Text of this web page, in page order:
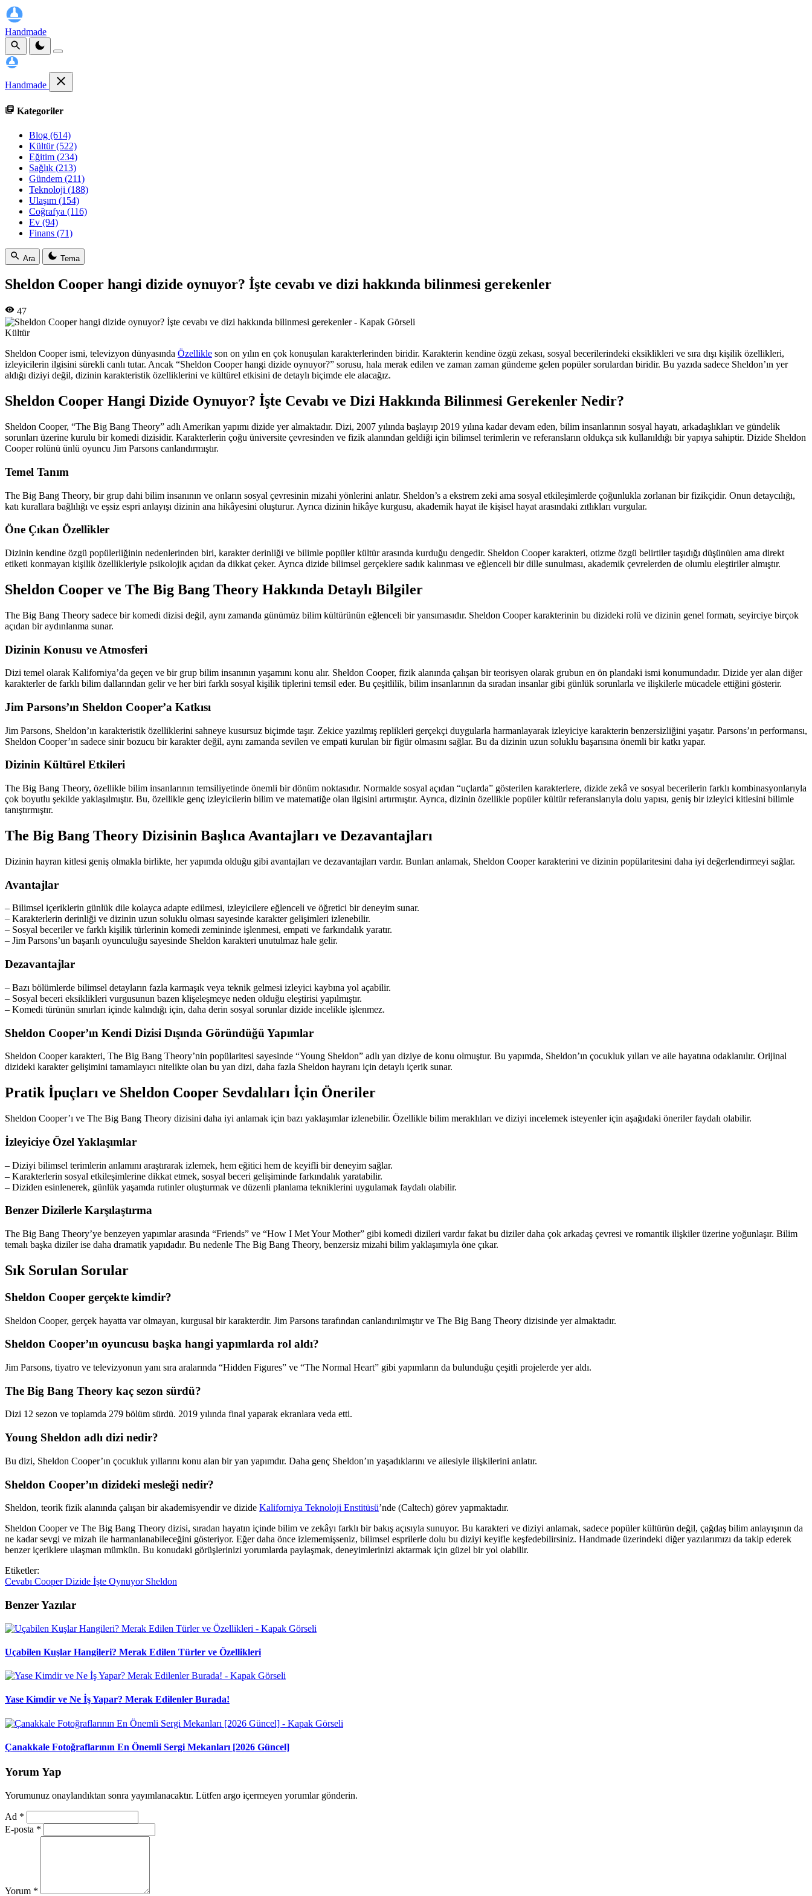
Handmade
Handmade
Kategoriler
Blog (614)
Kültür(522)
Eğitim (234)
Sağlık (213)
Gündem (211)
Teknoloji (188)
Ulaşım (154)
Coğrafya (116)
Ev (94)
Finans (71)
Ara Tema
Sheldon Cooper hangi dizide oynuyor? İşte cevabı ve dizi hakkında bilinmesi gerekenler
47
Kültür
Sheldon Cooper ismi, televizyon dünyasında Özellikle son on yılın en çok konuşulan karakterlerinden biridir. Karakterin kendine özgü zekası, sosyal becerilerindeki eksiklikleri ve sıra dışı kişilik özellikleri,
izleyicilerin ilgisini sürekli canlı tutar. Ancak “Sheldon Cooper hangi dizide oynuyor?” sorusu, hala merak edilen ve zaman zaman gündeme gelen popüler sorulardan biridir. Bu yazıda sadece Sheldon’ın yer
aldığı diziyi değil, dizinin karakteristik özelliklerini ve kültürel etkisini de detaylı biçimde ele alacağız.
Sheldon Cooper Hangi Dizide Oynuyor? İşte Cevabı ve Dizi Hakkında Bilinmesi Gerekenler Nedir?
Sheldon Cooper, “The Big Bang Theory” adlı Amerikan yapımı dizide yer almaktadır. Dizi, 2007 yılında başlayıp 2019 yılına kadar devam eden, bilim insanlarının sosyal hayatı, arkadaşlıkları ve gündelik
sorunları üzerine kurulu bir komedi dizisidir. Karakterlerin çoğu üniversite çevresinden ve fizik alanından geldiği için bilimsel terimlerin ve referansların oldukça sık kullanıldığı bir yapıya sahiptir. Dizide Sheldon
Cooper rolünü ünlü oyuncu Jim Parsons canlandırmıştır.
Temel Tanım
The Big Bang Theory, bir grup dahi bilim insanının ve onların sosyal çevresinin mizahi yönlerini anlatır. Sheldon’s a ekstrem zeki ama sosyal etkileşimlerde çoğunlukla zorlanan bir fizikçidir. Onun detaycılığı,
katı kurallara bağlılığı ve eşsiz espri anlayışı dizinin ana hikâyesini oluşturur. Ayrıca dizinin hikâye kurgusu, akademik hayat ile kişisel hayat arasındaki zıtlıkları vurgular.
Öne Çıkan Özellikler
Dizinin kendine özgü popülerliğinin nedenlerinden biri, karakter derinliği ve bilimle popüler kültür arasında kurduğu dengedir. Sheldon Cooper karakteri, otizme özgü belirtiler taşıdığı düşünülen ama direkt
etiketi konmayan kişilik özellikleriyle psikolojik açıdan da dikkat çeker. Ayrıca dizide bilimsel gerçeklere sadık kalınması ve eğlenceli bir dille sunulması, akademik çevrelerden de olumlu eleştiriler almıştır.
Sheldon Cooper ve The Big Bang Theory Hakkında Detaylı Bilgiler
The Big Bang Theory sadece bir komedi dizisi değil, aynı zamanda günümüz bilim kültürünün eğlenceli bir yansımasıdır. Sheldon Cooper karakterinin bu dizideki rolü ve dizinin genel formatı, seyirciye birçok
açıdan bir aydınlanma sunar.
Dizinin Konusu ve Atmosferi
Dizi temel olarak Kaliforniya’da geçen ve bir grup bilim insanının yaşamını konu alır. Sheldon Cooper, fizik alanında çalışan bir teorisyen olarak grubun en ön plandaki ismi konumundadır. Dizide yer alan diğer
karakterler de farklı bilim dallarından gelir ve her biri farklı sosyal kişilik tiplerini temsil eder. Bu çeşitlilik, bilim insanlarının da sıradan insanlar gibi günlük sorunlarla ve ilişkilerle mücadele ettiğini gösterir.
Jim Parsons’ın Sheldon Cooper’a Katkısı
Jim Parsons, Sheldon’ın karakteristik özelliklerini sahneye kusursuz biçimde taşır. Zekice yazılmış replikleri gerçekçi duygularla harmanlayarak izleyiciye karakterin benzersizliğini yaşatır. Parsons’ın performansı,
Sheldon Cooper’ın sadece sinir bozucu bir karakter değil, aynı zamanda sevilen ve empati kurulan bir figür olmasını sağlar. Bu da dizinin uzun soluklu başarısına önemli bir katkı yapar.
Dizinin Kültürel Etkileri
The Big Bang Theory, özellikle bilim insanlarının temsiliyetinde önemli bir dönüm noktasıdır. Normalde sosyal açıdan “uçlarda” gösterilen karakterlere, dizide zekâ ve sosyal becerilerin farklı kombinasyonlarıyla
çok boyutlu şekilde yaklaşılmıştır. Bu, özellikle genç izleyicilerin bilim ve matematiğe olan ilgisini artırmıştır. Ayrıca, dizinin özellikle popüler kültür referanslarıyla dolu yapısı, geniş bir izleyici kitlesini bilimle
tanıştırmıştır.
The Big Bang Theory Dizisinin Başlıca Avantajları ve Dezavantajları
Dizinin hayran kitlesi geniş olmakla birlikte, her yapımda olduğu gibi avantajları ve dezavantajları vardır. Bunları anlamak, Sheldon Cooper karakterini ve dizinin popülaritesini daha iyi değerlendirmeyi sağlar.
Avantajlar
– Bilimsel içeriklerin günlük dile kolayca adapte edilmesi, izleyicilere eğlenceli ve öğretici bir deneyim sunar.
– Karakterlerin derinliği ve dizinin uzun soluklu olması sayesinde karakter gelişimleri izlenebilir.
– Sosyal beceriler ve farklı kişilik türlerinin komedi zemininde işlenmesi, empati ve farkındalık yaratır.
– Jim Parsons’un başarılı oyunculuğu sayesinde Sheldon karakteri unutulmaz hale gelir.
Dezavantajlar
– Bazı bölümlerde bilimsel detayların fazla karmaşık veya teknik gelmesi izleyici kaybına yol açabilir.
– Sosyal beceri eksiklikleri vurgusunun bazen klişeleşmeye neden olduğu eleştirisi yapılmıştır.
– Komedi türünün sınırları içinde kalındığı için, daha derin sosyal sorunlar dizide incelikle işlenmez.
Sheldon Cooper’ın Kendi Dizisi Dışında Göründüğü Yapımlar
Sheldon Cooper karakteri, The Big Bang Theory’nin popülaritesi sayesinde “Young Sheldon” adlı yan diziye de konu olmuştur. Bu yapımda, Sheldon’ın çocukluk yılları ve aile hayatına odaklanılır. Orijinal
dizideki karakter gelişimini tamamlayıcı nitelikte olan bu yan dizi, daha fazla Sheldon hayranı için detaylı içerik sunar.
Pratik İpuçları ve Sheldon Cooper Sevdalıları İçin Öneriler
Sheldon Cooper’ı ve The Big Bang Theory dizisini daha iyi anlamak için bazı yaklaşımlar izlenebilir. Özellikle bilim meraklıları ve diziyi incelemek isteyenler için aşağıdaki öneriler faydalı olabilir.
İzleyiciye Özel Yaklaşımlar
– Diziyi bilimsel terimlerin anlamını araştırarak izlemek, hem eğitici hem de keyifli bir deneyim sağlar.
– Karakterlerin sosyal etkileşimlerine dikkat etmek, sosyal beceri gelişiminde farkındalık yaratabilir.
– Diziden esinlenerek, günlük yaşamda rutinler oluşturmak ve düzenli planlama tekniklerini uygulamak faydalı olabilir.
Benzer Dizilerle Karşılaştırma
The Big Bang Theory’ye benzeyen yapımlar arasında “Friends” ve “How I Met Your Mother” gibi komedi dizileri vardır fakat bu diziler daha çok arkadaş çevresi ve romantik ilişkiler üzerine yoğunlaşır. Bilim
temalı başka diziler ise daha dramatik yapıdadır. Bu nedenle The Big Bang Theory, benzersiz mizahi bilim yaklaşımıyla öne çıkar.
Sık Sorulan Sorular
Sheldon Cooper gerçekte kimdir?
Sheldon Cooper, gerçek hayatta var olmayan, kurgusal bir karakterdir. Jim Parsons tarafından canlandırılmıştır ve The Big Bang Theory dizisinde yer almaktadır.
Sheldon Cooper’ın oyuncusu başka hangi yapımlarda rol aldı?
Jim Parsons, tiyatro ve televizyonun yanı sıra aralarında “Hidden Figures” ve “The Normal Heart” gibi yapımların da bulunduğu çeşitli projelerde yer aldı.
The Big Bang Theory kaç sezon sürdü?
Dizi 12 sezon ve toplamda 279 bölüm sürdü. 2019 yılında final yaparak ekranlara veda etti.
Young Sheldon adlı dizi nedir?
Bu dizi, Sheldon Cooper’ın çocukluk yıllarını konu alan bir yan yapımdır. Daha genç Sheldon’ın yaşadıklarını ve ailesiyle ilişkilerini anlatır.
Sheldon Cooper’ın dizideki mesleği nedir?
Sheldon, teorik fizik alanında çalışan bir akademisyendir ve dizide Kaliforniya Teknoloji Enstitüsü’nde (Caltech) görev yapmaktadır.
Sheldon Cooper ve The Big Bang Theory dizisi, sıradan hayatın içinde bilim ve zekâyı farklı bir bakış açısıyla sunuyor. Bu karakteri ve diziyi anlamak, sadece popüler kültürün değil, çağdaş bilim anlayışının da
ne kadar sevgi ve mizah ile harmanlanabileceğini gösteriyor. Eğer daha önce izlememişseniz, bilimsel esprilerle dolu bu diziyi keyifle keşfedebilirsiniz. Handmade üzerindeki diğer yazılarımızı da takip ederek
benzer içeriklere ulaşman mümkün. Bu konudaki görüşlerinizi yorumlarda paylaşmak, deneyimlerinizi aktarmak için güzel bir yol olabilir.
Etiketler:
Cevabı CooperDizide İşte Oynuyor Sheldon
Benzer Yazılar
Uçabilen Kuşlar Hangileri? Merak Edilen Türler ve Özellikleri
Yase Kimdir ve Ne İş Yapar? Merak Edilenler Burada!
Çanakkale Fotoğraflarının En Önemli Sergi Mekanları [2026 Güncel]
Yorum Yap
Yorumunuz onaylandıktan sonra yayımlanacaktır. Lütfen argo içermeyen yorumlar gönderin.
Ad *
E-posta *
Yorum *